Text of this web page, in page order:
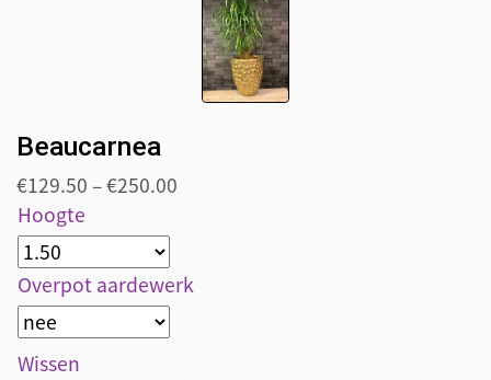
Beaucarnea
€129.50–€250.00
Hoogte
Overpot aardewerk
Wissen